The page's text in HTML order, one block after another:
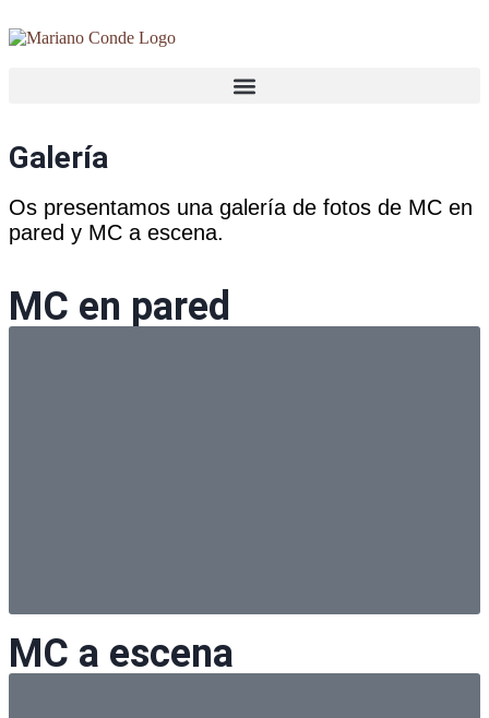
Galería
Os presentamos una galería de fotos de MC en
pared y MC a escena.
MC en pared
MC a escena